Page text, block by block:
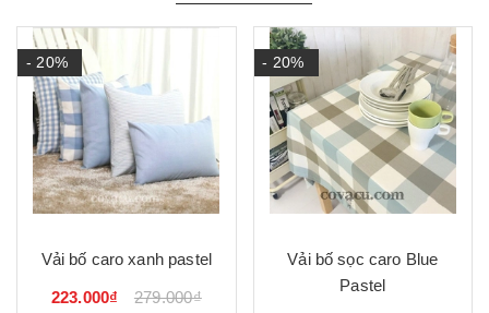
- 20%
Vải bố caro xanh pastel
223.000₫ 279.000₫
- 20%
Vải bố sọc caro Blue
Pastel